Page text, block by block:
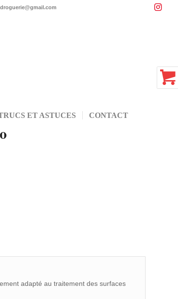
ET ASTUCES CONTACT
adapté au traitement des surfaces